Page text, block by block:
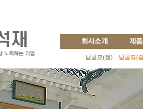
납골묘(정) 납골묘(